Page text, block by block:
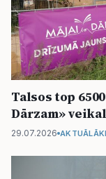
Talsos top
Dārzam»
29.07.2026